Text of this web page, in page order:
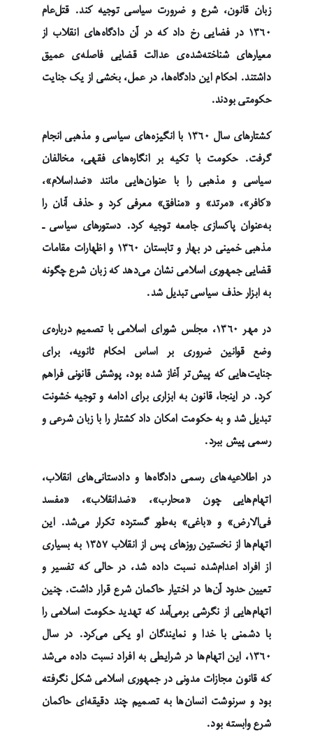
زبان قانون، شرع و ضرورت سیاسی توجیه کند. قتل‌عام
۱۳۶۰ در فضایی رخ داد که در آن دادگاه‌های انقلاب از
معیارهای شناخته‌شده‌ی عدالت قضایی فاصله‌ی عمیق
داشتند. احکام این دادگاه‌ها، در عمل، بخشی از یک جنایت
حکومتی بودند.
کشتارهای سال ۱۳۶۰ با انگیزه‌های سیاسی و مذهبی انجام
گرفت. حکومت با تکیه بر انگاره‌های فقهی، مخالفان
سیاسی و مذهبی را با عنوان‌هایی مانند «ضداسلام»،
«کافر»، «مرتد» و «منافق» معرفی کرد و حذف آنان را
به‌عنوان پاکسازی جامعه توجیه کرد. دستورهای سیاسی ـ
مذهبی خمینی در بهار و تابستان ۱۳۶۰ و اظهارات مقامات
قضایی جمهوری اسلامی نشان می‌دهد که زبان شرع چگونه
به ابزار حذف سیاسی تبدیل شد.
در مهر ۱۳۶۰، مجلس شورای اسلامی با تصمیم درباره‌ی
وضع قوانین ضروری بر اساس احکام ثانویه، برای
جنایت‌هایی که پیش‌تر آغاز شده بود، پوشش قانونی فراهم
کرد. در اینجا، قانون به ابزاری برای ادامه و توجیه خشونت
تبدیل شد و به حکومت امکان داد کشتار را با زبان شرعی و
رسمی پیش ببرد.
در اطلاعیه‌های رسمی دادگاه‌ها و دادستانی‌های انقلاب،
اتهام‌هایی چون «محارب»، «ضدانقلاب»، «مفسد
فی‌الارض» و «باغی» به‌طور گسترده تکرار می‌شد. این
اتهام‌ها از نخستین روزهای پس از انقلاب ۱۳۵۷ به بسیاری
از افراد اعدام‌شده نسبت داده شد، در حالی که تفسیر و
تعیین حدود آن‌ها در اختیار حاکمان شرع قرار داشت. چنین
اتهام‌هایی از نگرشی برمی‌آمد که تهدید حکومت اسلامی را
با دشمنی با خدا و نمایندگان او یکی می‌کرد. در سال
۱۳۶۰، این اتهام‌ها در شرایطی به افراد نسبت داده می‌شد
که قانون مجازات مدونی در جمهوری اسلامی شکل نگرفته
بود و سرنوشت انسان‌ها به تصمیم چند دقیقه‌ای حاکمان
شرع وابسته بود.